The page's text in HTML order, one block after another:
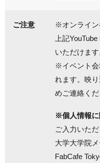
ご注意
※オンライン
上記
いただけます
※イベント会
れます。映
めご連絡くだ
※個人情報に
ご入力いた
大学大学院
FabCafe